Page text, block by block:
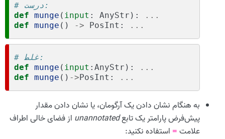
# درست:
def munge ( input : AnyStr ):
...
def munge () -> PosInt : ...
# غلط:
def munge ( input : AnyStr ):
...
def munge () -> PosInt : ...
به هنگام نشان دادن یک آرگومان، یا نشان دادن مقدار
پیش‌فرض پارامتر یک تابعunannotated از فضای خالی اطراف
علامت = استفاده نکنید: